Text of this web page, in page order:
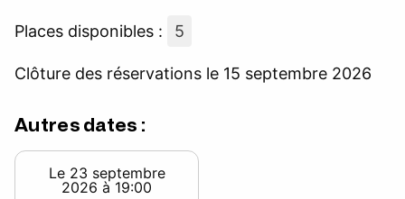
Places disponibles : 5
Clôture des réservations le 15 septembre 2026
Autres dates :
Le 23 septembre
2026 à 19:00